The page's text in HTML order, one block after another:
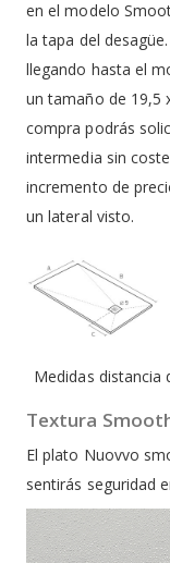
en el modelo
la tapa del
llegando hasta el
un tamaño de 19,5
compra podrás
intermedia sin
incremento de
un lateral visto.
Medidas distancia
Textura
El plato Nuovvo
sentirás seguridad